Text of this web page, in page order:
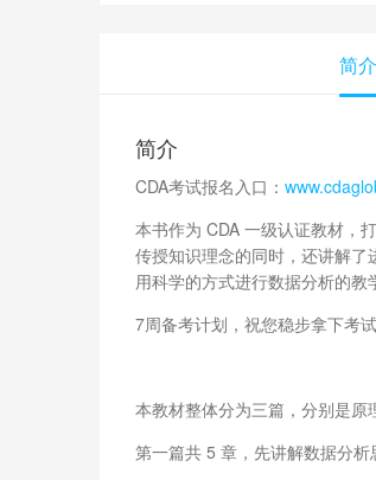
简介
简介
CDA考试报名入口：
本书作为 CDA 一级认证教材，
传授知识理念的同时，还讲解
用科学的方式进行数据分析的教
7周备考计划，祝您稳步拿下考试
本教材整体分为三篇，分别是原
第一篇共 5 章，先讲解数据分析